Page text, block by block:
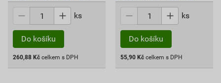
ks
Do košíku
260,88 Kč celkem s DPH
ks
Do košíku
55,90 Kč celkem s DPH